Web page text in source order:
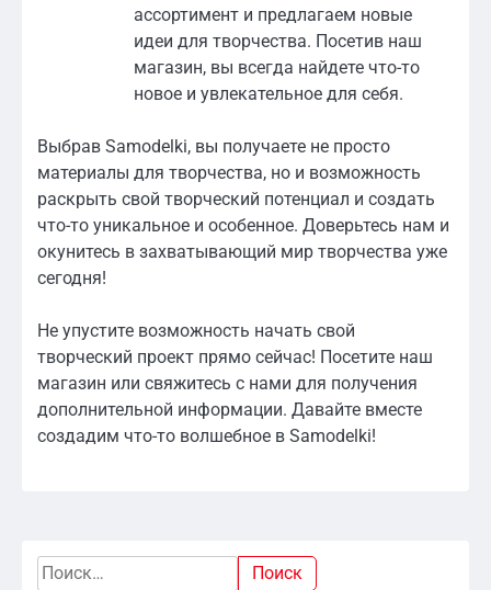
ассортимент и предлагаем новые
идеи для творчества. Посетив наш
магазин, вы всегда найдете что-то
новое и увлекательное для себя.
Выбрав Samodelki, вы получаете не просто
материалы для творчества, но и возможность
раскрыть свой творческий потенциал и создать
что-то уникальное и особенное. Доверьтесь нам и
окунитесь в захватывающий мир творчества уже
сегодня!
Не упустите возможность начать свой
творческий проект прямо сейчас! Посетите наш
магазин или свяжитесь с нами для получения
дополнительной информации. Давайте вместе
создадим что-то волшебное в Samodelki!
Найти: